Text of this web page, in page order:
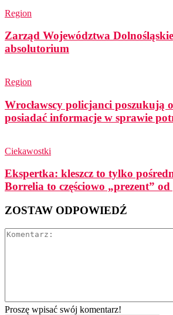
Region
Zarząd Województwa
absolutorium
Region
Wrocławscy policjanci poszukują
posiadać informacje w sprawie
Ciekawostki
Ekspertka: kleszcz to tylko
Borrelia to częściowo „prezent”
ZOSTAW ODPOWIEDŹ
Proszę wpisać swój komentarz!